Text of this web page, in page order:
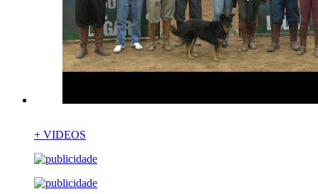
+ VIDEOS